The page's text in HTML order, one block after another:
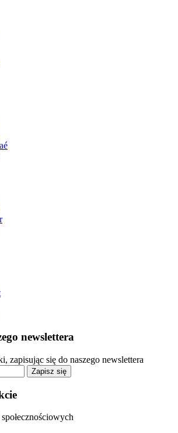
newslettera
zapisując się do naszego newslettera
Zapisz się